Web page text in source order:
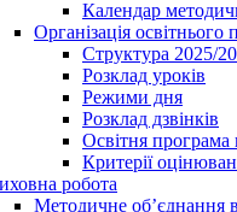
Календар
Організація
Структура 2025/
Розклад уроків
Режими дня
Розклад дзвінків
Освітня програма
Критерії
робота
Методичне об’єднання